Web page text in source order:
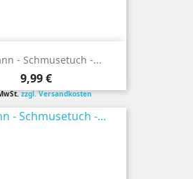
- Schmusetuch -...
Preis
9,99 €
zzgl. Versandkosten